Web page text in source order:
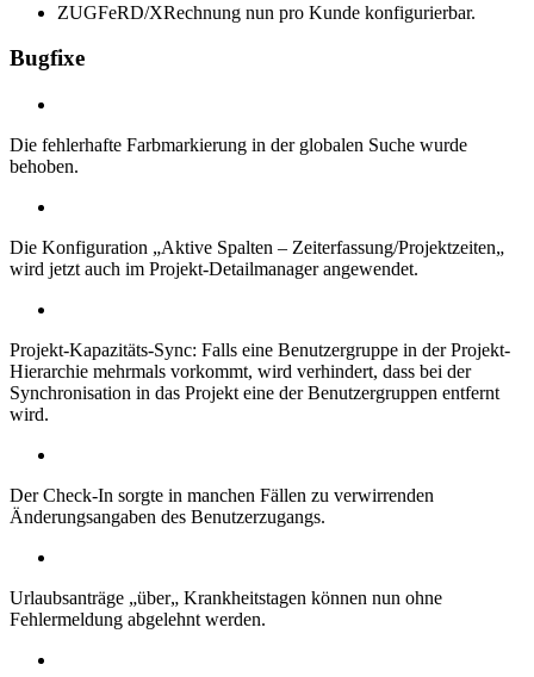
ZUGFeRD/XRechnung nun pro Kunde konfigurierbar.
Bugfixe
Die fehlerhafte Farbmarkierung in der globalen Suche wurde
behoben.
Die Konfiguration „Aktive Spalten – Zeiterfassung/Projektzeiten„
wird jetzt auch im Projekt-Detailmanager angewendet.
Projekt-Kapazitäts-Sync: Falls eine Benutzergruppe in der Projekt-
Hierarchie mehrmals vorkommt, wird verhindert, dass bei der
Synchronisation in das Projekt eine der Benutzergruppen entfernt
wird.
Der Check-In sorgte in manchen Fällen zu verwirrenden
Änderungsangaben des Benutzerzugangs.
Urlaubsanträge „über„ Krankheitstagen können nun ohne
Fehlermeldung abgelehnt werden.